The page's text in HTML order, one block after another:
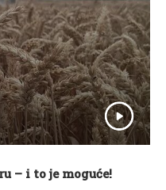
– i to je moguće!